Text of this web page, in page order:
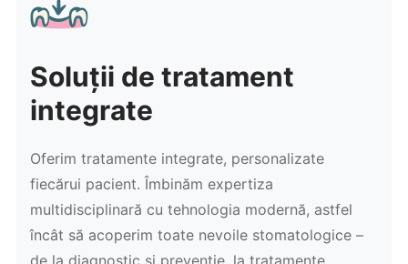
Soluții de tratament
integrate
Oferim tratamente integrate, personalizate
fiecărui pacient. Îmbinăm expertiza
multidisciplinară cu tehnologia modernă, astfel
încât să acoperim toate nevoile stomatologice –